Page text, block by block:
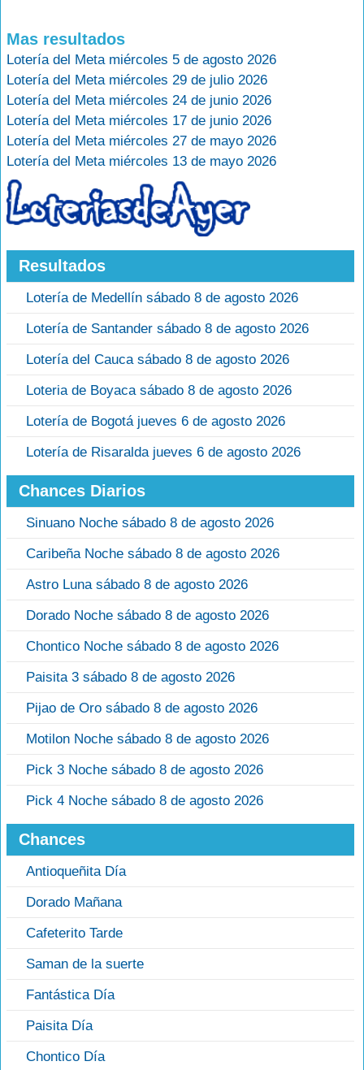
Mas resultados
Lotería del Meta miércoles 5 de agosto 2026
Lotería del Meta miércoles 29 de julio 2026
Lotería del Meta miércoles 24 de junio 2026
Lotería del Meta miércoles 17 de junio 2026
Lotería del Meta miércoles 27 de mayo 2026
Lotería del Meta miércoles 13 de mayo 2026
Resultados
Lotería de Medellín sábado 8 de agosto 2026
Lotería de Santander sábado 8 de agosto 2026
Lotería del Cauca sábado 8 de agosto 2026
Loteria de Boyaca sábado 8 de agosto 2026
Lotería de Bogotá jueves 6 de agosto 2026
Lotería de Risaralda jueves 6 de agosto 2026
Chances Diarios
Sinuano Noche sábado 8 de agosto 2026
Caribeña Noche sábado 8 de agosto 2026
Astro Luna sábado 8 de agosto 2026
Dorado Noche sábado 8 de agosto 2026
Chontico Noche sábado 8 de agosto 2026
Paisita 3 sábado 8 de agosto 2026
Pijao de Oro sábado 8 de agosto 2026
Motilon Noche sábado 8 de agosto 2026
Pick 3 Noche sábado 8 de agosto 2026
Pick 4 Noche sábado 8 de agosto 2026
Chances
Antioqueñita Día
Dorado Mañana
Cafeterito Tarde
Saman de la suerte
Fantástica Día
Paisita Día
Chontico Día